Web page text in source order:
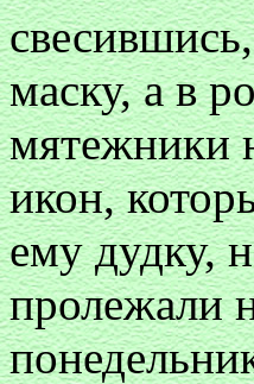
маску, а в
мятежники
икон,
ему дудку,
пролежали